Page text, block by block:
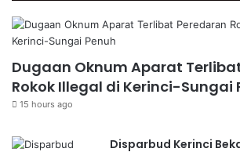
Dugaan Oknum Aparat
Rokok Illegal di Kerinci-Sungai
15 hours ago
Disparbud Kerinci